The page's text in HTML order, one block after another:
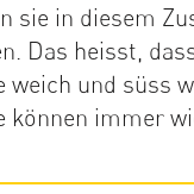
sie in diesem
Das heisst,
weich und süss
können immer